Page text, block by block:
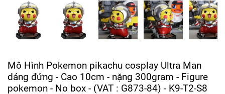
Mô Hình Pokemon pikachu cosplay Ultra Man
dáng đứng - Cao 10cm - nặng 300gram - Figure
pokemon - No box - (VAT : G873-84) - K9-T2-S8